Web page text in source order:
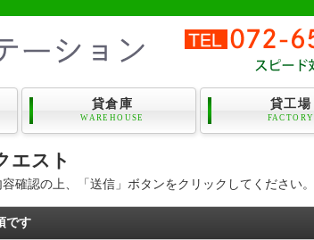
貸倉庫
WAREHOUSE
貸工場
FACTORY
エスト
確認の上、「送信」ボタンをクリックしてください。
です